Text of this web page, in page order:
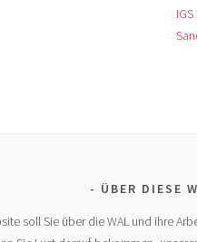
ÜBER DIESE
soll Sie über die WAL und ihre